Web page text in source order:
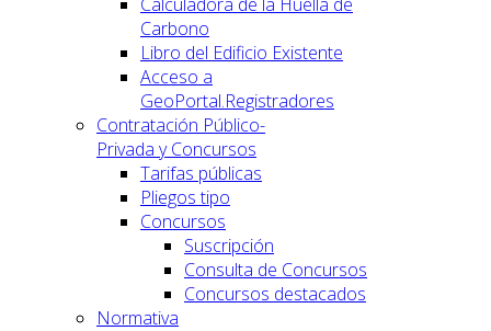
Carbono
Libro del Edificio Existente
Acceso a
GeoPortal.Registradores
Contratación Público-
Privada y Concursos
Tarifas públicas
Pliegos tipo
Concursos
Suscripción
Consulta de Concursos
Concursos destacados
Normativa